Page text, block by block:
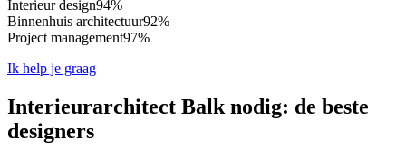
Interieur design94%
Binnenhuis architectuur92%
Project management97%
Ik help je graag
Interieurarchitect Balk nodig: de beste
designers